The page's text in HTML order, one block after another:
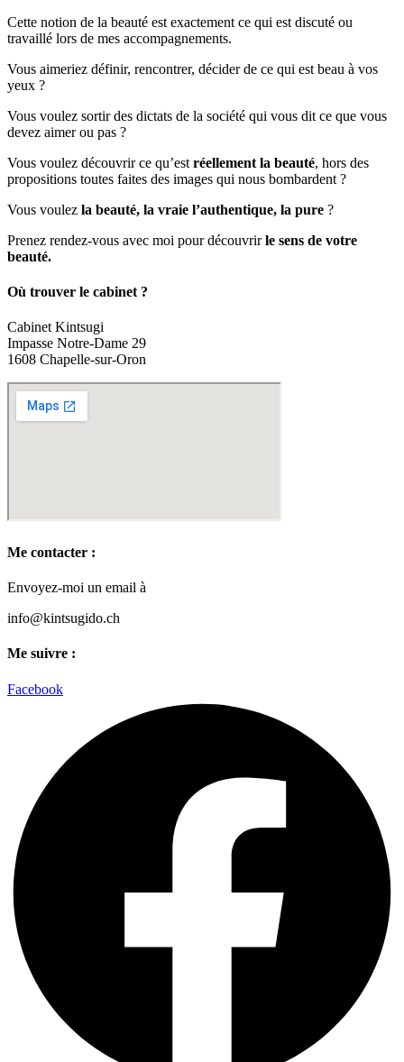
Cette notion de la beauté est exactement ce qui est discuté ou
travaillé lors de mes accompagnements.
Vous aimeriez définir, rencontrer, décider de ce qui est beau à vos
yeux ?
Vous voulez sortir des dictats de la société qui vous dit ce que vous
devez aimer ou pas ?
Vous voulez découvrir ce qu’est réellement la beauté, hors des
propositions toutes faites des images qui nous bombardent ?
Vous voulez la beauté, la vraie l’authentique, la pure ?
Prenez rendez-vous avec moi pour découvrirle sens de votre
beauté.
Où trouver le cabinet ?
Cabinet Kintsugi
Impasse Notre-Dame 29
1608 Chapelle-sur-Oron
Me contacter :
Envoyez-moi un email à
info@kintsugido.ch
Me suivre :
Facebook